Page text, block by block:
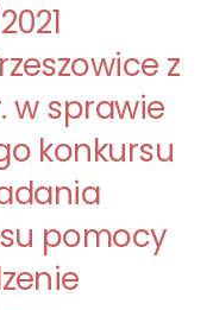
z
w sprawie
konkursu
pomocy